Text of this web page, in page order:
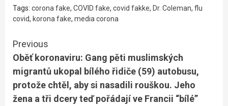
Tags: corona fake, COVID fake, covid fakke, Dr. Coleman, flu
covid, korona fake, media corona
Continue
Reading
Previous
Oběť koronaviru: Gang pěti muslimských
migrantů ukopal bílého řidiče (59) autobusu,
protože chtěl, aby si nasadili rouškou. Jeho
žena a tři dcery teď pořádají ve Francii “bílé”